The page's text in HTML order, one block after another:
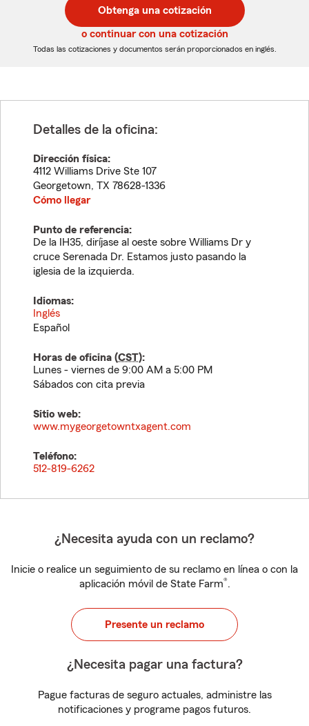
de
5
dígitos
de
5
dígitos
Obtenga una cotización
o continuar con una cotización
Todas las cotizaciones y documentos serán proporcionados en inglés.
Detalles de la oficina:
Dirección física:
4112 Williams Drive Ste 107
Georgetown, TX 78628-1336
Cómo llegar
Punto de referencia:
De la IH35, diríjase al oeste sobre Williams Dr y
cruce Serenada Dr. Estamos justo pasando la
iglesia de la izquierda.
Idiomas:
Inglés
Español
Horas de oficina (CST):
Lunes - viernes de 9:00 AM a 5:00 PM
Sábados con cita previa
Sitio web:
www.mygeorgetowntxagent.com
Teléfono:
512-819-6262
¿Necesita ayuda con un reclamo?
Inicie o realice un seguimiento de su reclamo en línea o con la
aplicación móvil de State Farm®.
Presente un reclamo
¿Necesita pagar una factura?
Pague facturas de seguro actuales, administre las
notificaciones y programe pagos futuros.